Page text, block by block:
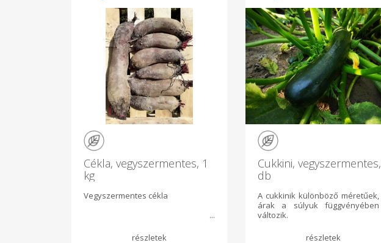
Cékla, vegyszermentes, 1
kg
Vegyszermentes cékla
Cukkini, vegyszermentes,
db
A cukkinik különböző méretűek,
árak a súlyuk függvényében
változik.